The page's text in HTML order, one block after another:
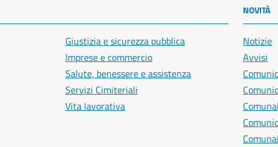
Giustizia e sicurezza pubblica
Imprese e commercio
Salute, benessere e assistenza
Servizi Cimiteriali
Vita lavorativa
NOVITÀ
Notizie
Avvisi